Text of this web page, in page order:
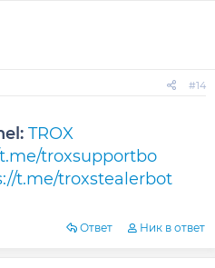
#14
TROX
troxsupportbo
t.me/troxstealerbot
Ответ Ник в ответ